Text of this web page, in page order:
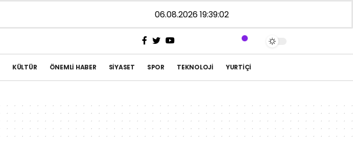
06.08.2026 19:39:02
KÜLTÜR ÖNEMLI HABER SIYASET SPOR TEKNOLOJI YURTIÇI